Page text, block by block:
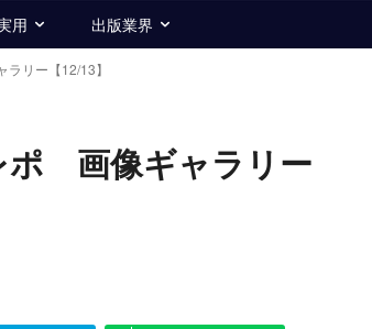
用 出版業界
ラリー【12/13】
ポ 画像ギャラリー